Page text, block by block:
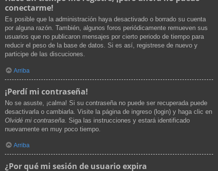
conectarme!
Es posible que la administración haya desactivado o borrado su cuenta
por alguna razón. También, algunos foros periódicamente remueven sus
usuarios que no publicaron mensajes por cierto periodo de tiempo para
reducir el peso de la base de datos. Si es así, registrese de nuevo y
participe de las discuciones.
Arriba
¡Perdí mi contraseña!
No se asuste, ¡calma! Si su contraseña no puede ser recuperada puede
desactivarla o cambiarla. Visite la página de ingreso (login) y haga clic en
Olvidé mi contraseña . Siga las instrucciones y estará identificado
nuevamente en muy poco tiempo.
Arriba
¿Por qué mi sesión de usuario expira